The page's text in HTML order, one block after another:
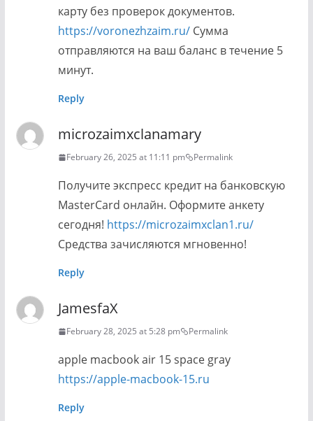
карту без проверок документов.
https://voronezhzaim.ru/Сумма
отправляются на ваш баланс в течение 5
минут.
Reply
microzaimxclanamary
February 26, 2025 at 11:11 pm Permalink
Получите экспресс кредит на банковскую
MasterCard онлайн. Оформите анкету
сегодня! https://microzaimxclan1.ru/
Средства зачисляются мгновенно!
Reply
JamesfaX
February 28, 2025 at 5:28 pm Permalink
apple macbook air 15 space gray
https://apple-macbook-15.ru
Reply